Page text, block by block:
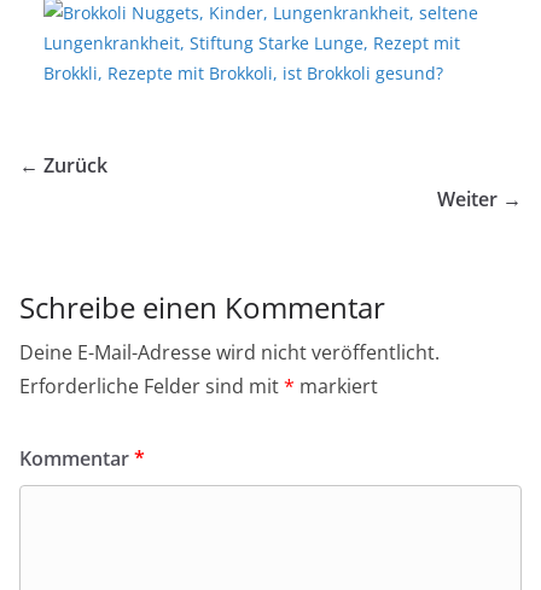
← Zurück
Weiter →
Schreibe einen Kommentar
Deine E-Mail-Adresse wird nicht veröffentlicht.
Erforderliche Felder sind mit* markiert
Kommentar*